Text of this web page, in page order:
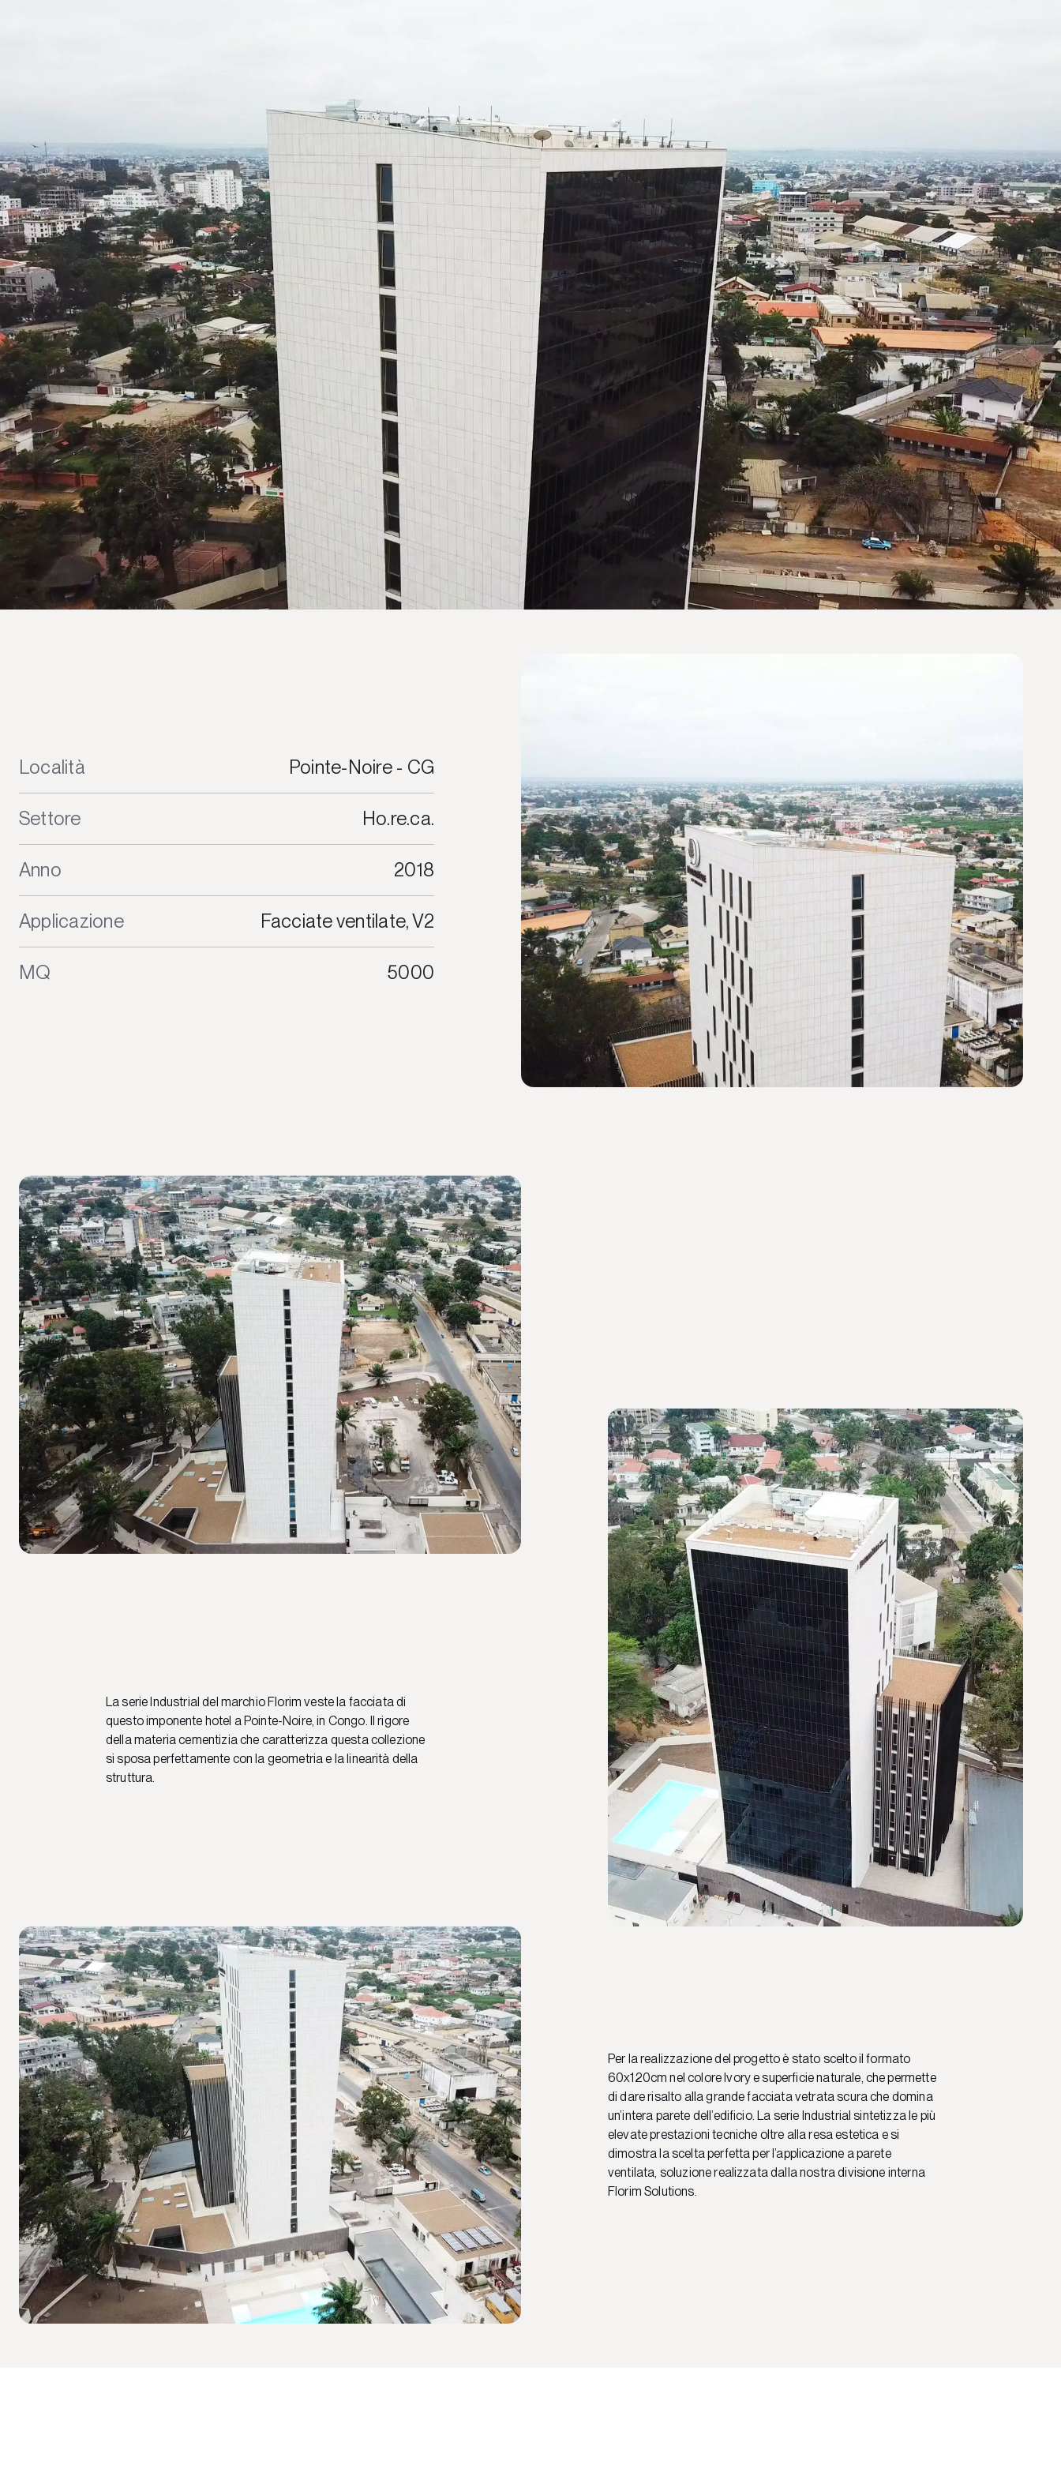
Località Pointe-Noire - CG
Settore Ho.re.ca.
Anno 2018
Applicazione Facciate ventilate, V2
MQ 5000
La serie Industrial del marchio Florim veste la facciata di
questo imponente hotel a Pointe-Noire, in Congo. Il rigore
della materia cementizia che caratterizza questa collezione
si sposa perfettamente con la geometria e la linearità della
struttura.
Per la realizzazione del progetto è stato scelto il formato
60x120cm nel colore Ivory e superficie naturale, che permette
di dare risalto alla grande facciata vetrata scura che domina
un’intera parete dell’edificio. La serie Industrial sintetizza le più
elevate prestazioni tecniche oltre alla resa estetica e si
dimostra la scelta perfetta per l’applicazione a parete
ventilata, soluzione realizzata dalla nostra divisione interna
Florim Solutions.